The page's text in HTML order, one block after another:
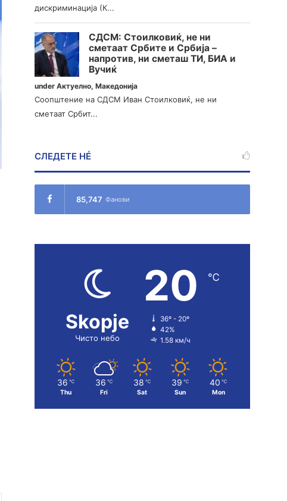
дискриминација (К...
СДСМ: Стоилковиќ, не ни
сметаат Србите и Србија –
напротив, ни сметаш ТИ, БИА и
Вучиќ
underАктуелно,Македонија
Соопштение на СДСМ Иван Стоилковиќ, не ни
сметаат Србит...
СЛЕДЕТЕ НÉ
85,747 Фанови
Skopje
Чисто небо
20 ℃
36º - 20º
42%
1.58 км/ч
36 ℃
Thu
36 ℃
Fri
38 ℃
Sat
39 ℃
Sun
40 ℃
Mon